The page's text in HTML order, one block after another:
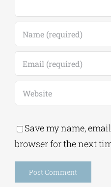
Save my name,
browser for the next
Alternative:
This site uses Akismet
how your comment